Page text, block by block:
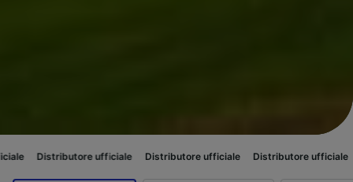
ufficiale Distributore ufficiale Distributore ufficiale